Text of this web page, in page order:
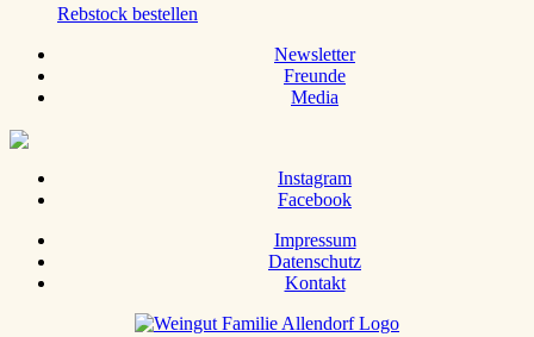
Rebstock bestellen
Newsletter
Freunde
Media
Instagram
Facebook
Impressum
Datenschutz
Kontakt